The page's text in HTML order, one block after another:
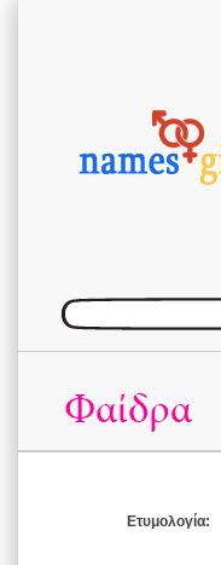
Φαίδρα
Ετυμολογία: